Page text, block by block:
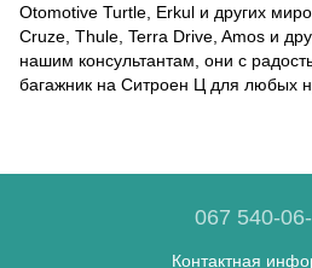
Otomotive Turtle, Erkul и других
Cruze, Thule, Terra Drive, Amos и
нашим консультантам, они с
багажник на Ситроен Ц для любых
067 540-
Контактная